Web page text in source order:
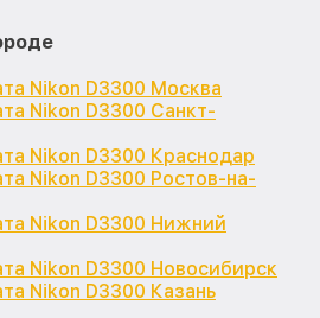
Nikon D3300 Москва
Nikon D3300 Санкт-
Nikon D3300 Краснодар
Nikon D3300 Ростов-на-
Nikon D3300 Нижний
Nikon D3300 Новосибирск
Nikon D3300 Казань